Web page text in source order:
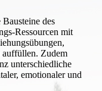
des
Ressourcen mit
Zudem
unterschiedliche
emotionaler und